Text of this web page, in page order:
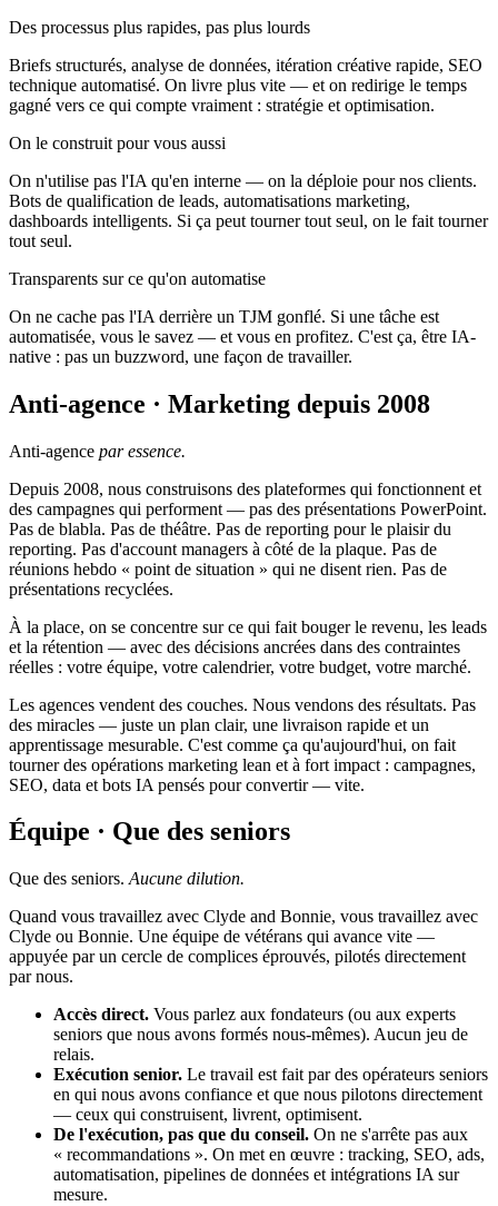
Des processus plus rapides, pas plus lourds
Briefs structurés, analyse de données, itération créative rapide, SEO
technique automatisé. On livre plus vite — et on redirige le temps
gagné vers ce qui compte vraiment : stratégie et optimisation.
On le construit pour vous aussi
On n'utilise pas l'IA qu'en interne — on la déploie pour nos clients.
Bots de qualification de leads, automatisations marketing,
dashboards intelligents. Si ça peut tourner tout seul, on le fait tourner
tout seul.
Transparents sur ce qu'on automatise
On ne cache pas l'IA derrière un TJM gonflé. Si une tâche est
automatisée, vous le savez — et vous en profitez. C'est ça, être IA-
native : pas un buzzword, une façon de travailler.
Anti-agence · Marketing depuis 2008
Anti-agence par essence.
Depuis 2008, nous construisons des plateformes qui fonctionnent et
des campagnes qui performent — pas des présentations PowerPoint.
Pas de blabla. Pas de théâtre. Pas de reporting pour le plaisir du
reporting. Pas d'account managers à côté de la plaque. Pas de
réunions hebdo « point de situation » qui ne disent rien. Pas de
présentations recyclées.
À la place, on se concentre sur ce qui fait bouger le revenu, les leads
et la rétention — avec des décisions ancrées dans des contraintes
réelles : votre équipe, votre calendrier, votre budget, votre marché.
Les agences vendent des couches. Nous vendons des résultats. Pas
des miracles — juste un plan clair, une livraison rapide et un
apprentissage mesurable. C'est comme ça qu'aujourd'hui, on fait
tourner des opérations marketing lean et à fort impact : campagnes,
SEO, data et bots IA pensés pour convertir — vite.
Équipe · Que des seniors
Que des seniors. Aucune dilution.
Quand vous travaillez avec Clyde and Bonnie, vous travaillez avec
Clyde ou Bonnie. Une équipe de vétérans qui avance vite —
appuyée par un cercle de complices éprouvés, pilotés directement
par nous.
Accès direct. Vous parlez aux fondateurs (ou aux experts
seniors que nous avons formés nous-mêmes). Aucun jeu de
relais.
Exécution senior. Le travail est fait par des opérateurs seniors
en qui nous avons confiance et que nous pilotons directement
— ceux qui construisent, livrent, optimisent.
De l'exécution, pas que du conseil. On ne s'arrête pas aux
« recommandations ». On met en œuvre : tracking, SEO, ads,
automatisation, pipelines de données et intégrations IA sur
mesure.